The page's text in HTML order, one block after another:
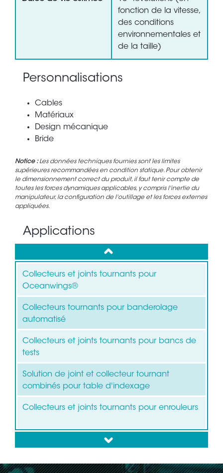
fonction de la vitesse,
des conditions
environnementales et
de la taille)
Personnalisations
Cables
Matériaux
Design mécanique
Bride
Notice :Les données techniques fournies sont les limites
supérieures recommandées en condition statique. Pour obtenir
le dimensionnement correct du produit, il faut tenir compte de
toutes les forces dynamiques applicables, y compris l'inertie du
manipulateur, la configuration de l'outillage et les forces externes
appliquées.
Applications
up
Collecteurs et joints tournants pour
Oceanwings®
Collecteurs tournants pour banderolage
automatisé
Collecteurs et joints tournants pour bancs de
tests
Solution de joint et collecteur tournant
combinés pour table d'indexage
Collecteurs et joints tournants pour enrouleurs
Collecteurs tournants pour éoliennes
down